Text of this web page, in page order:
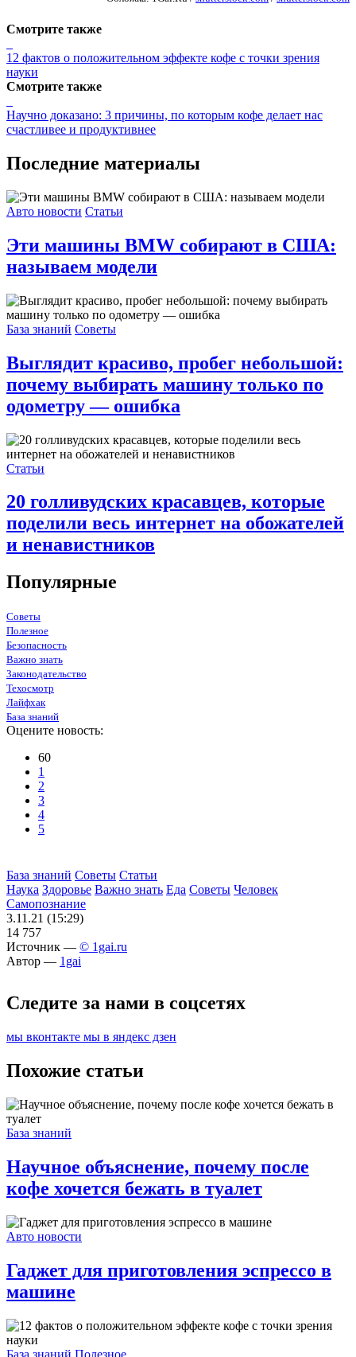
Смотрите также
12 фактов о положительном эффекте кофе с точки зрения
науки
Смотрите также
Научно доказано: 3 причины, по которым кофе делает нас
счастливее и продуктивнее
Последние материалы
Авто новости Статьи
Эти машины BMW собирают в США:
называем модели
База знаний Советы
Выглядит красиво, пробег небольшой:
почему выбирать машину только по
одометру — ошибка
Статьи
20 голливудских красавцев, которые
поделили весь интернет на обожателей
и ненавистников
Популярные
Советы
Полезное
Безопасность
Важно знать
Законодательство
Техосмотр
Лайфхак
База знаний
Оцените новость:
60
1
2
3
4
5
База знаний Советы Статьи
Наука Здоровье Важно знать Еда Советы Человек
Самопознание
3.11.21 (15:29)
14 757
Источник — © 1gai.ru
Автор — 1gai
Следите за нами в соцсетях
мы вконтакте мы в яндекс дзен
Похожие статьи
База знаний
Научное объяснение, почему после
кофе хочется бежать в туалет
Авто новости
Гаджет для приготовления эспрессо в
машине
База знаний Полезное